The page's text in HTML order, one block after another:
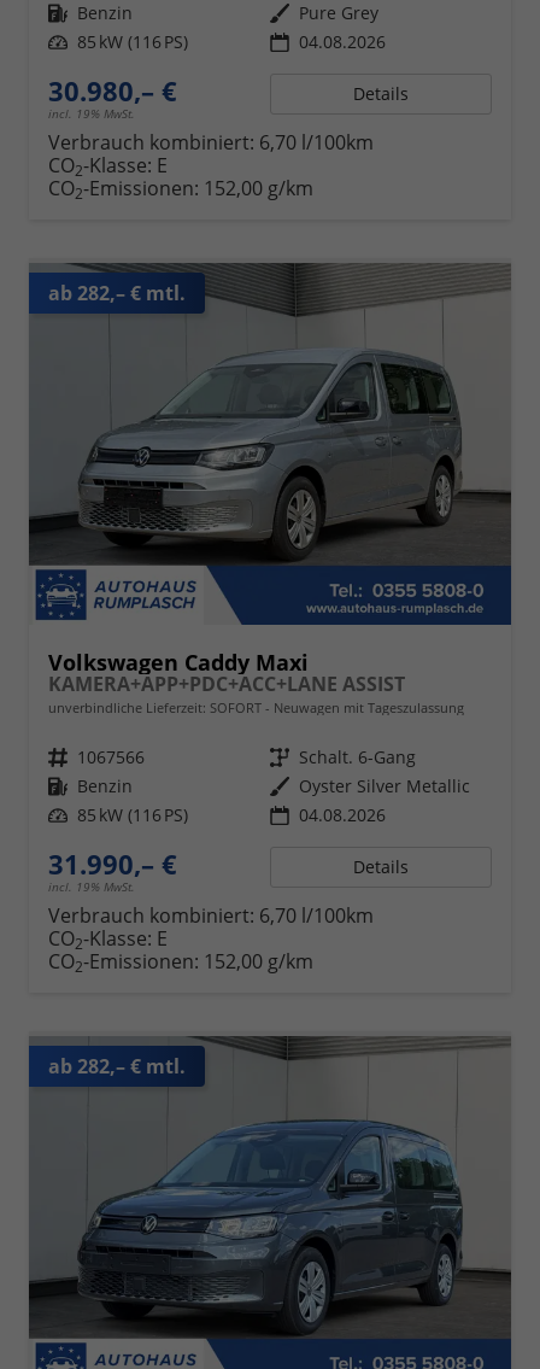
Kraftstoff Benzin Außenfarbe Pure Grey
Leistung 85 kW (116 PS) 04.08.2026
30.980,– €
incl. 19% MwSt.
Details
Verbrauch kombiniert: 6,70 l/100km
CO2-Klasse: E
CO2-Emissionen: 152,00 g/km
ab 282,– € mtl.
Volkswagen Caddy Maxi
KAMERA+APP+PDC+ACC+LANE ASSIST
unverbindliche Lieferzeit: SOFORT Neuwagen mit Tageszulassung
Fahrzeugnr. 1067566 Getriebe Schalt. 6-Gang
Kraftstoff Benzin Außenfarbe Oyster Silver Metallic
Leistung 85 kW (116 PS) 04.08.2026
31.990,– €
incl. 19% MwSt.
Details
Verbrauch kombiniert: 6,70 l/100km
CO2-Klasse: E
CO2-Emissionen: 152,00 g/km
ab 282,– € mtl.